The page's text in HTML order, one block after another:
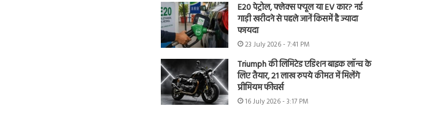
E20 पेट्रोल, फ्लेक्स फ्यूल या EV कार? नई
गाड़ी खरीदने से पहले जानें किसमें है ज्यादा
फायदा
23 July 2026 - 7:41 PM
Triumph की लिमिटेड एडिशन बाइक लॉन्च के
लिए तैयार, 21 लाख रुपये कीमत में मिलेंगे
प्रीमियम फीचर्स
16 July 2026 - 3:17 PM